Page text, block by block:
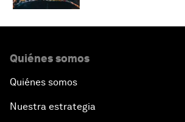
Quiénes somos
Quiénes somos
Nuestra estrategia